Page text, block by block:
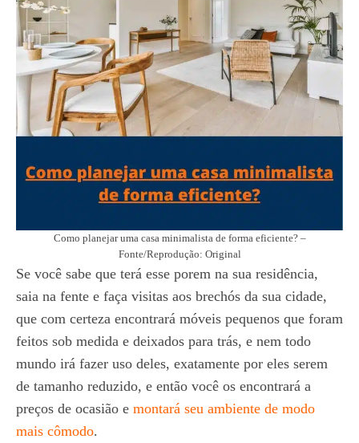
Como planejar uma casa minimalista de forma eficiente? –
Fonte/Reprodução: Original
Se você sabe que terá esse porem na sua residência,
saia na fente e faça visitas aos brechós da sua cidade,
que com certeza encontrará móveis pequenos que foram
feitos sob medida e deixados para trás, e nem todo
mundo irá fazer uso deles, exatamente por eles serem
de tamanho reduzido, e então você os encontrará a
preços de ocasião e montará seu ambiente de modo
mais cômodo.